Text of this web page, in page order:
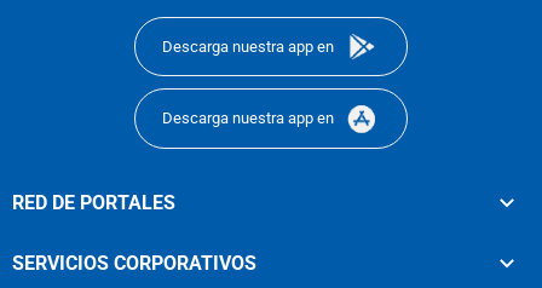
Descarga nuestra app en
Descarga nuestra app en
RED DE PORTALES
SERVICIOS CORPORATIVOS